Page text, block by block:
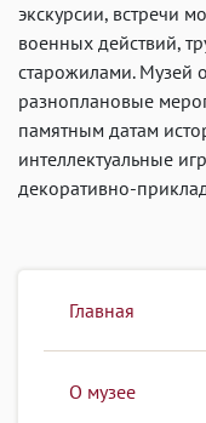
экскурсии, встречи
военных действий,
старожилами. Музей
разноплановые
памятным датам
интеллектуальные
декоративно-
Главная
О музее